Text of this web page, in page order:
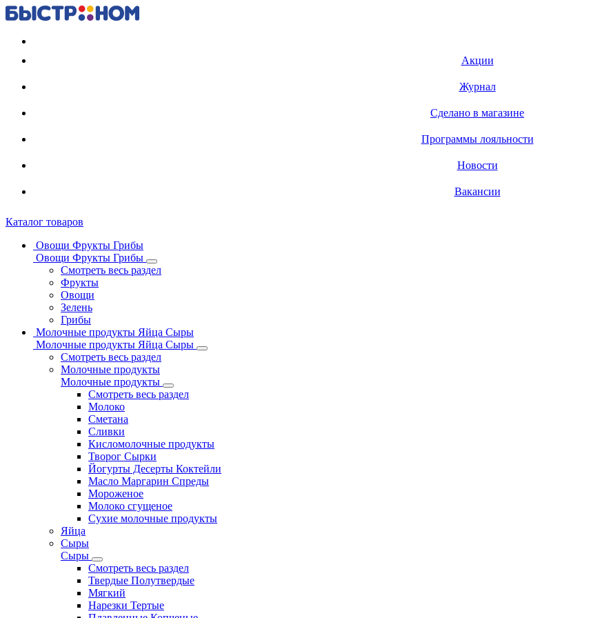
Акции
Журнал
Сделано в магазине
Программы лояльности
Новости
Вакансии
Каталог товаров
Овощи Фрукты Грибы
Овощи Фрукты Грибы
Смотреть весь раздел
Фрукты
Овощи
Зелень
Грибы
Молочные продукты Яйца Сыры
Молочные продукты Яйца Сыры
Смотреть весь раздел
Молочные продукты
Молочные продукты
Смотреть весь раздел
Молоко
Сметана
Сливки
Кисломолочные продукты
Творог Сырки
Йогурты Десерты Коктейли
Масло Маргарин Спреды
Мороженое
Молоко сгущеное
Сухие молочные продукты
Яйца
Сыры
Сыры
Смотреть весь раздел
Твердые Полутвердые
Мягкий
Нарезки Тертые